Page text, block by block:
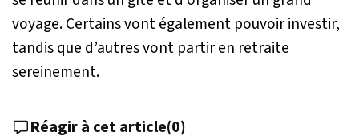
voyage. Certains vont également pouvoir investir,
tandis que d’autres vont partir en retraite
sereinement.
Réagir à cet article(0)